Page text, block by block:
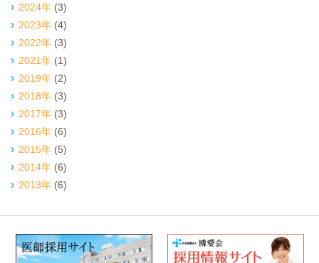
2024年 (3)
2023年 (4)
2022年 (3)
2021年 (1)
2019年 (2)
2018年 (3)
2017年 (3)
2016年 (6)
2015年 (5)
2014年 (6)
2013年 (6)